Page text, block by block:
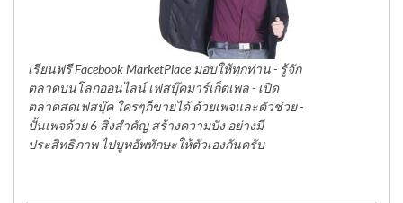
เรียนฟรี Facebook MarketPlace มอบให้ทุกท่าน - รู้จัก
ตลาดบนโลกออนไลน์ เฟสบุ๊คมาร์เก็ตเพล - เปิด
ตลาดสดเฟสบุ๊ค ใครๆก็ขายได้ ด้วยเพจและตัวช่วย -
ปั้นเพจด้วย 6 สิ่งสำคัญ สร้างความปัง อย่างมี
ประสิทธิภาพ ไปบูทอัพทักษะให้ตัวเองกันครับ